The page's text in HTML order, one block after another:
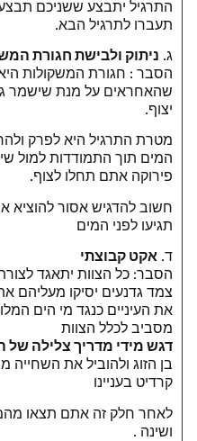
התרגיל יתבצע ששניכם
תעברו לתרגיל הבא.
ג. ניתוק ולבישת חגורת
הסבר : חגורת המשקולות
שהאחראים על מנת שישמר
יצוף.
מטרת התרגיל היא לפרק
המים תוך התמודדות למול
פירוקה אתם תחלו לצוף.
חשוב להדגיש אסור
תגיעו לפני המים
ד. אקט קבוצתי
הסבר: כל הצוות יתאגד
צמד גדנעים יסיקו
את העיניים כנגד מי הים
מסביב לכלל הצוות
דגש מידי מדריך צלילה של
בן הזוג ולהוביל את השחייה
קרדיט בעניינו
לאחר חלק זה אתם תצאו
ושינה .